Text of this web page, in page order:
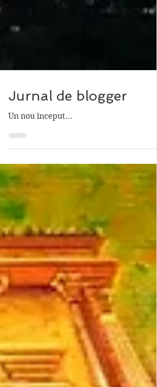
Jurnal de blogger
Un nou început...